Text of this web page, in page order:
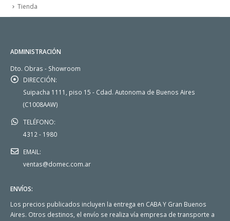
Tienda
ADMINISTRACIÓN
Dto. Obras - Showroom
DIRECCIÓN:
Suipacha 1111, piso 15 - Cdad. Autonoma de Buenos Aires
(C1008AAW)
TELÉFONO:
4312 - 1980
EMAIL:
ventas@domec.com.ar
ENVÍOS:
Los precios publicados incluyen la entrega en CABA Y Gran Buenos
Aires. Otros destinos, el envío se realiza vía empresa de transporte a